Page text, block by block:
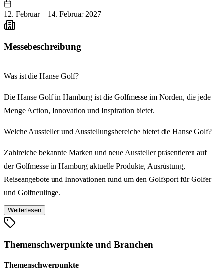
12. Februar – 14. Februar 2027
Messebeschreibung
Was ist die Hanse Golf?
Die Hanse Golf in Hamburg ist die Golfmesse im Norden, die jede
Menge Action, Innovation und Inspiration bietet.
Welche Aussteller und Ausstellungsbereiche bietet die Hanse Golf?
Zahlreiche bekannte Marken und neue Aussteller präsentieren auf
der Golfmesse in Hamburg aktuelle Produkte, Ausrüstung,
Reiseangebote und Innovationen rund um den Golfsport für Golfer
und Golfneulinge.
Zum Angebot der Hanse Golf gehören dabei unter anderem
Golfausrüstung, Golfplätze und Golfplatzausstattung, Golfreisen,
Golftourismus, Hotels und Resorts sowie Golfmagazine, Lifestyle
Weiterlesen
Themenschwerpunkte und Branchen
Themenschwerpunkte